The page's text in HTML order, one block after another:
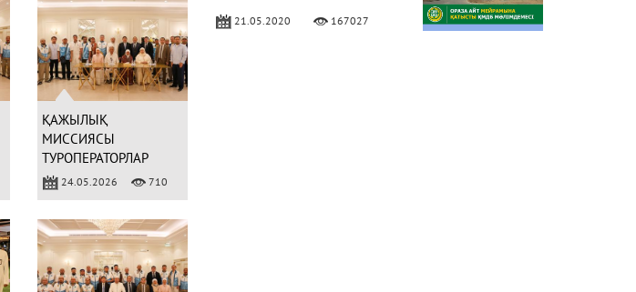
ҚАЖЫЛЫҚ
МИССИЯСЫ
ТУРОПЕРАТОРЛАР
ӨКІЛДЕРІМЕН
КЕЗДЕСТІ
24.05.2026 710
21.05.2020 167027